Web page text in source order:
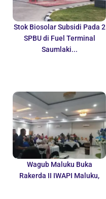
Stok Biosolar Subsidi Pada 2
SPBU di Fuel Terminal
Saumlaki...
Wagub Maluku Buka
Rakerda II IWAPI Maluku,